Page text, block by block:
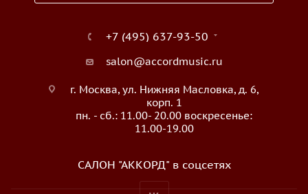
+7 (495) 637-93-50
salon@accordmusic.ru
г. Москва, ул. Нижняя Масловка, д. 6,
корп. 1
пн. - сб.: 11.00- 20.00 воскресенье:
11.00-19.00
САЛОН "АККОРД" в соцсетях